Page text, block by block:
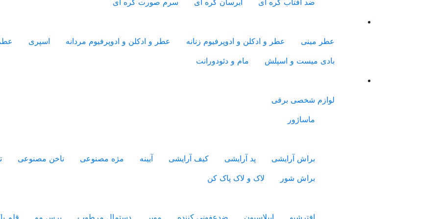
ضد آفتاب کره ای آبرسان کره ای سرم صورت کره ای
عطر مینی عطر و ادکلن و ادوپرفیوم زنانه عطر و ادکلن و ادوپرفیوم مردانه اسپری
بادی میست و اسپلش
مام و دئودورانت
لوازم شخصی برقی
ماساژور
براش آرایشی پد آرایشی کیف آرایشی آیینه مژه مصنوعی ناخن مصنوعی
براش شور
لاک و لاک پاک کن
افترشیو اپیلاسیون ضدعفونی کننده موبر دستمال مرطوب برس مو قلم